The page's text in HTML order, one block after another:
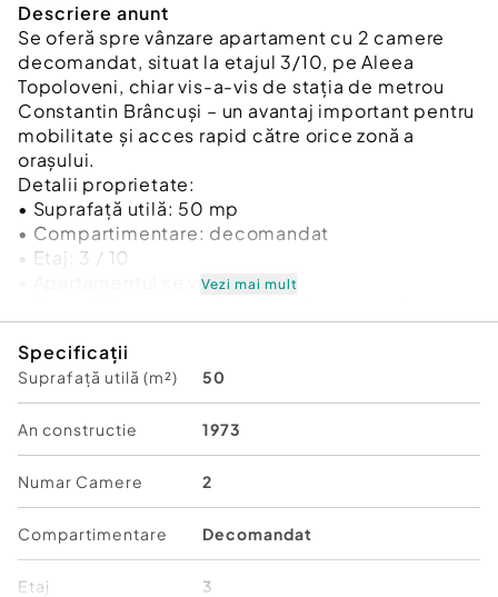
Descriere anunt
Se oferă spre vânzare apartament cu 2 camere
decomandat, situat la etajul 3/10, pe Aleea
Topoloveni, chiar vis-a-vis de stația de metrou
Constantin Brâncuși – un avantaj important pentru
mobilitate și acces rapid către orice zonă a
orașului.
Detalii proprietate:
• Suprafață utilă: 50 mp
• Compartimentare: decomandat
• Etaj: 3 / 10
• Apartamentul se vinde gol
• Bloc din 1973, nereabilitat.
Locuința reprezintă o alegere potrivită pentru cei
care își doresc să personalizeze complet spațiul și
să valorifice o poziționare foarte bună, aproape
de metrou, magazine, școli și facilitățile zonei.
Preț: 100.000 EUR.
Pentru detalii suplimentare sau pentru a programa
o vizionare, vă rugăm să ne contactați la numărul
de telefon:0731603560 - Daniela Andronic /
0722960712 - Iorga Gheorghita.
Vezi mai mult
Specificații
Suprafață utilă (m²) 50
An constructie 1973
Numar Camere 2
Compartimentare Decomandat
Etaj 3